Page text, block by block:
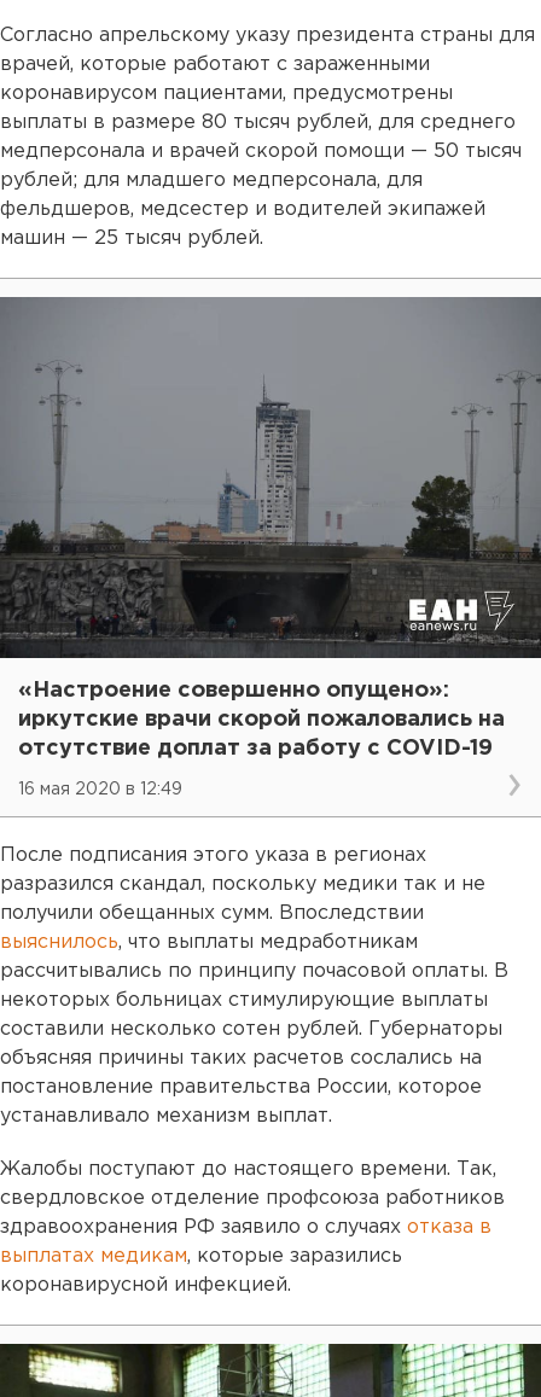
Согласно апрельскому указу президента страны для
врачей, которые работают с зараженными
коронавирусом пациентами, предусмотрены
выплаты в размере 80 тысяч рублей, для среднего
медперсонала и врачей скорой помощи — 50 тысяч
рублей; для младшего медперсонала, для
фельдшеров, медсестер и водителей экипажей
машин — 25 тысяч рублей.
«Настроение совершенно опущено»:
иркутские врачи скорой пожаловались на
отсутствие доплат за работу с COVID-19
16 мая 2020 в 12:49
После подписания этого указа в регионах
разразился скандал, поскольку медики так и не
получили обещанных сумм. Впоследствии
выяснилось, что выплаты медработникам
рассчитывались по принципу почасовой оплаты. В
некоторых больницах стимулирующие выплаты
составили несколько сотен рублей. Губернаторы
объясняя причины таких расчетов сослались на
постановление правительства России, которое
устанавливало механизм выплат.
Жалобы поступают до настоящего времени. Так,
свердловское отделение профсоюза работников
здравоохранения РФ заявило о случаях отказа в
выплатах медикам, которые заразились
коронавирусной инфекцией.